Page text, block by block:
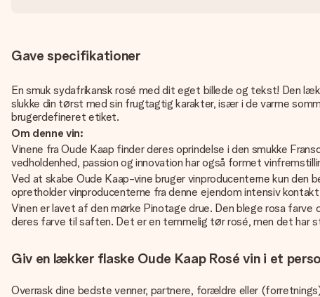
Gave specifikationer
En smuk sydafrikansk rosé med dit eget billede og tekst! Den
slukke din tørst med sin frugtagtig karakter, især i de varme
brugerdefineret etiket.
Om denne vin:
Vinene fra Oude Kaap finder deres oprindelse i den smukke
vedholdenhed, passion og innovation har også formet
Ved at skabe Oude Kaap-vine bruger vinproducenterne kun
opretholder vinproducenterne fra denne ejendom intensiv
Vinen er lavet af den mørke Pinotage drue. Den blege rosa
deres farve til saften. Det er en temmelig tør rosé, men det har
Giv en lækker flaske Oude Kaap Rosé vin i et
Overrask dine bedste venner, partnere, forældre eller